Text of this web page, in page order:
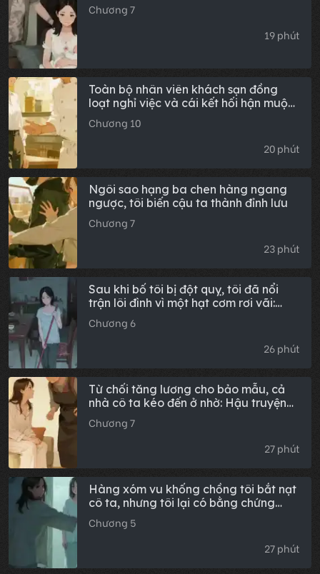
Chương 7
19 phút
Toàn bộ nhân viên khách sạn đồng
loạt nghỉ việc và cái kết hối hận muộn
màng
Chương 10
20 phút
Ngôi sao hạng ba chen hàng ngang
ngược, tôi biến cậu ta thành đỉnh lưu
Chương 7
23 phút
Sau khi bố tôi bị đột quỵ, tôi đã nổi
trận lôi đình vì một hạt cơm rơi vãi:
Hậu truyện đầy đủ
Chương 6
26 phút
Từ chối tăng lương cho bảo mẫu, cả
nhà cô ta kéo đến ở nhờ: Hậu truyện
đầy đủ
Chương 7
27 phút
Hàng xóm vu khống chồng tôi bắt nạt
cô ta, nhưng tôi lại có bằng chứng
(Toàn văn)
Chương 5
27 phút